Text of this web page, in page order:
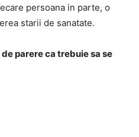
persoana in parte, o
starii de sanatate.
parere ca trebuie sa se